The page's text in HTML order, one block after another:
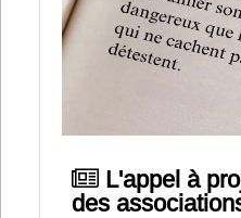
L'appel à
des